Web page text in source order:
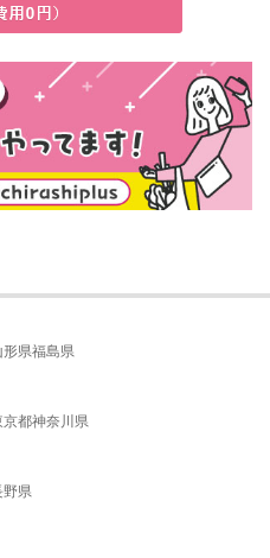
形県福島県
京都神奈川県
野県